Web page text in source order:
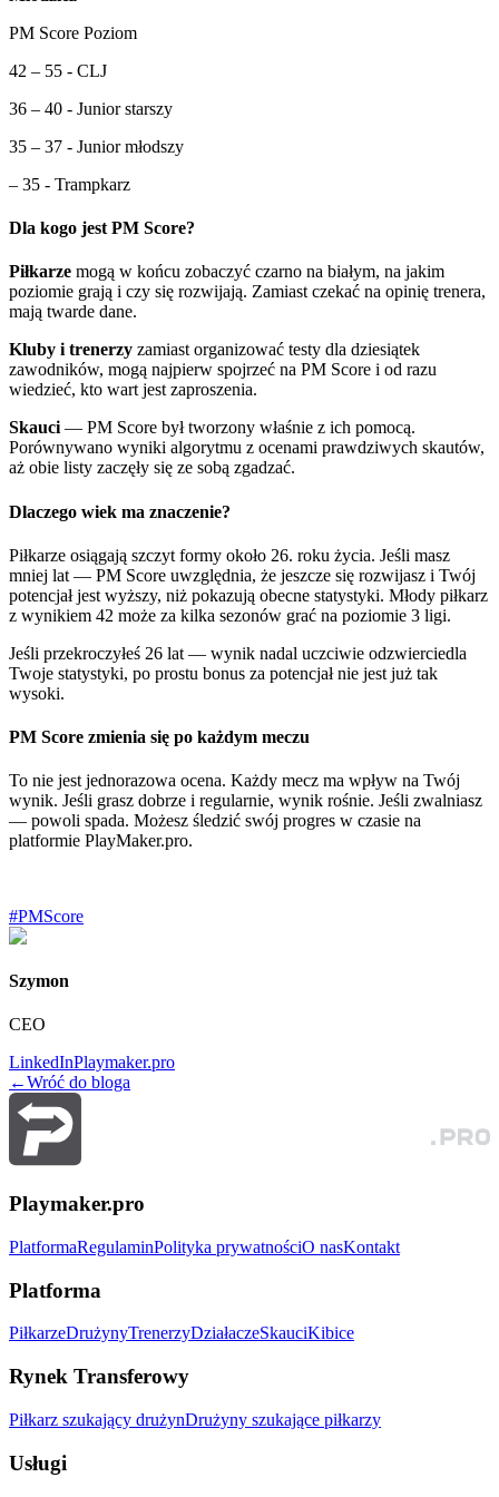
PM Score Poziom
42 – 55 - CLJ
36 – 40 - Junior starszy
35 – 37 - Junior młodszy
– 35 - Trampkarz
Dla kogo jest PM Score?
Piłkarze mogą w końcu zobaczyć czarno na białym, na jakim
poziomie grają i czy się rozwijają. Zamiast czekać na opinię trenera,
mają twarde dane.
Kluby i trenerzy zamiast organizować testy dla dziesiątek
zawodników, mogą najpierw spojrzeć na PM Score i od razu
wiedzieć, kto wart jest zaproszenia.
Skauci — PM Score był tworzony właśnie z ich pomocą.
Porównywano wyniki algorytmu z ocenami prawdziwych skautów,
aż obie listy zaczęły się ze sobą zgadzać.
Dlaczego wiek ma znaczenie?
Piłkarze osiągają szczyt formy około 26. roku życia. Jeśli masz
mniej lat — PM Score uwzględnia, że jeszcze się rozwijasz i Twój
potencjał jest wyższy, niż pokazują obecne statystyki. Młody piłkarz
z wynikiem 42 może za kilka sezonów grać na poziomie 3 ligi.
Jeśli przekroczyłeś 26 lat — wynik nadal uczciwie odzwierciedla
Twoje statystyki, po prostu bonus za potencjał nie jest już tak
wysoki.
PM Score zmienia się po każdym meczu
To nie jest jednorazowa ocena. Każdy mecz ma wpływ na Twój
wynik. Jeśli grasz dobrze i regularnie, wynik rośnie. Jeśli zwalniasz
— powoli spada. Możesz śledzić swój progres w czasie na
platformie PlayMaker.pro.
#PMScore
Szymon
CEO
LinkedInPlaymaker.pro
←Wróć do bloga
Playmaker.pro
PlatformaRegulaminPolityka prywatnościO nasKontakt
Platforma
PiłkarzeDrużynyTrenerzyDziałaczeSkauciKibice
Rynek Transferowy
Piłkarz szukający drużynDrużyny szukające piłkarzy
Usługi